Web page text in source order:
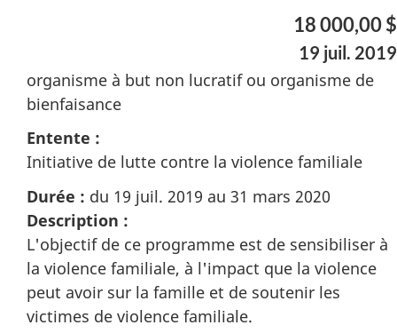
18 000,00 $
19 juil. 2019
organisme à but non lucratif ou organisme de
bienfaisance
Entente :
Initiative de lutte contre la violence familiale
Durée : du 19 juil. 2019 au 31 mars 2020
Description :
L'objectif de ce programme est de sensibiliser à
la violence familiale, à l'impact que la violence
peut avoir sur la famille et de soutenir les
victimes de violence familiale.